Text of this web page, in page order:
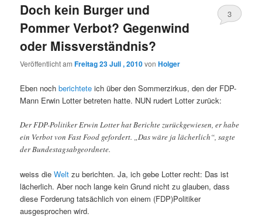
Doch kein Burger und
Pommer Verbot? Gegenwind
oder Missverständnis?
Veröffentlicht amFreitag 23 Juli , 2010vonHolger
3
Eben nochberichtete ich über den Sommerzirkus, den der FDP-
Mann Erwin Lotter betreten hatte. NUN rudert Lotter zurück:
Der FDP-Politiker Erwin Lotter hat Berichte zurückgewiesen, er habe
ein Verbot von Fast Food gefordert. „Das wäre ja lächerlich“, sagte
der Bundestagsabgeordnete.
weiss dieWelt zu berichten. Ja, ich gebe Lotter recht: Das ist
lächerlich. Aber noch lange kein Grund nicht zu glauben, dass
diese Forderung tatsächlich von einem (FDP)Politiker
ausgesprochen wird.